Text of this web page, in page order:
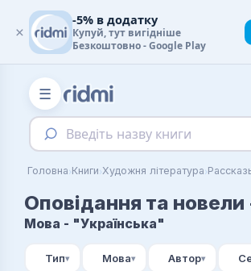
☰
Введіть назву книги
Головна›Книги›Художня література›
Оповідання та
Мова - "Українська"
Тип Мова Автор
×
-5% в додатку
Купуй, тут вигідніше
Безкоштовно - Google Play